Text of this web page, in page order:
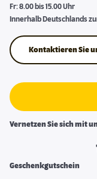
Fr: 8.00 bis 15.00 Uhr
Innerhalb Deutschlands
Kontaktieren Sie
Vernetzen Sie sich mit
Geschenkgutschein